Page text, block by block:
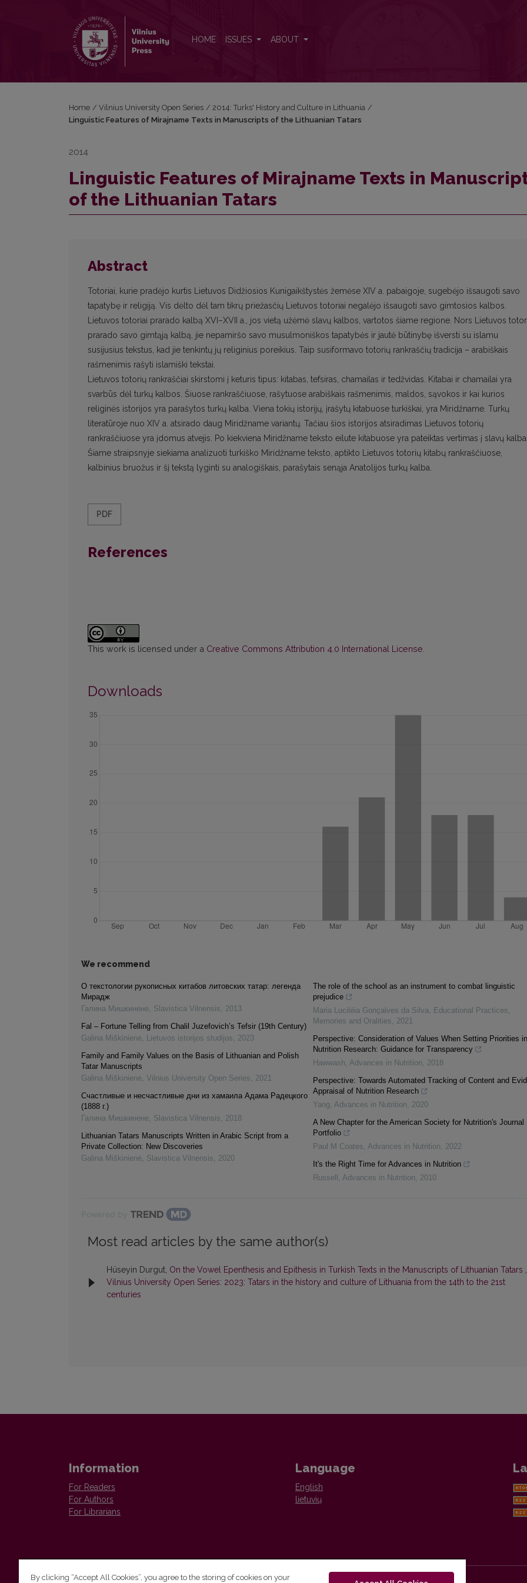
HOME ISSUES ABOUT
Home / Vilnius University Open Series / 2014: Turks' History and Culture in Lithuania /
Linguistic Features of Mirajname Texts in Manuscripts of the Lithuanian Tatars
2014
Linguistic Features of Mirajname Texts in
of the Lithuanian Tatars
Abstract
Totoriai, kurie pradėjo kurtis Lietuvos Didžiosios Kunigaikštystės žemėse XIV a. pabaigoje, sugebėjo išsaugoti savo
tapatybę ir religiją. Vis dėlto dėl tam tikrų priežasčių Lietuvos totoriai negalėjo išsaugoti savo gimtosios kalbos.
Lietuvos totoriai prarado kalbą XVI–XVII a., jos vietą užėmė slavų kalbos, vartotos šiame regione. Nors Lietuvos
prarado savo gimtąją kalbą, jie nepamiršo savo musulmoniškos tapatybės ir jautė būtinybę išversti su islamu
susijusius tekstus, kad jie tenkintų jų religinius poreikius. Taip susiformavo totorių rankraščių tradicija – arabiškais
rašmenimis rašyti islamiški tekstai.
Lietuvos totorių rankraščiai skirstomi į keturis tipus: kitabas, tefsiras, chamailas ir tedžvidas. Kitabai ir chamailai yra
svarbūs dėl turkų kalbos. Šiuose rankraščiuose, rašytuose arabiškais rašmenimis, maldos, sąvokos ir kai kurios
religinės istorijos yra parašytos turkų kalba. Viena tokių istorijų, įrašytų kitabuose turkiškai, yra Miridžname. Turkų
literatūroje nuo XIV a. atsirado daug Miridžname variantų. Tačiau šios istorijos atsiradimas Lietuvos totorių
rankraščiuose yra įdomus atvejis. Po kiekviena Miridžname teksto eilute kitabuose yra pateiktas vertimas į slavų
Šiame straipsnyje siekiama analizuoti turkiško Miridžname teksto, aptikto Lietuvos totorių kitabų rankraščiuose,
kalbinius bruožus ir šį tekstą lyginti su analogiškais, parašytais senąja Anatolijos turkų kalba.
PDF
References
This work is licensed under a Creative Commons Attribution 4.0 International License
Downloads
We recommend
O текстологии рукописных китабов литовских татар: легенда
Мирадж
Галина Мишкинене, Slavistica Vilnensis, 2013
Fal – Fortune Telling from Chalil Juzefovich’s Tefsir (19th Century)
Galina Miškinienė, Lietuvos istorijos studijos, 2023
Family and Family Values on the Basis of Lithuanian and Polish
Tatar Manuscripts
Galina Miškinienė, Vilnius University Open Series, 2021
Счастливые и несчастливые дни из хамаила Адама Радецкого
(1888 г.)
Галина Мишкинене, Slavistica Vilnensis, 2018
Lithuanian Tatars Manuscripts Written in Arabic Script from a
Private Collection: New Discoveries
Galina Miškinienė, Slavistica Vilnensis, 2020
The role of the school as an instrument to combat linguistic
prejudice
Maria Luciléia Gonçalves da Silva, Educational Practices,
Memories and Oralities, 2021
Perspective: Consideration of Values When Setting Priorities in
Nutrition Research: Guidance for Transparency
Hawwash, Advances in Nutrition, 2018
Perspective: Towards Automated Tracking of Content and
Appraisal of Nutrition Research
Yang, Advances in Nutrition, 2020
A New Chapter for the American Society for Nutrition's Journal
Portfolio
Paul M Coates, Advances in Nutrition, 2022
It's the Right Time for Advances in Nutrition
Russell , Advances in Nutrition, 2010
Most read articles by the same author(s)
Hüseyin Durgut, On the Vowel Epenthesis and Epithesis in Turkish Texts in the Manuscripts of Lithuanian Tatars ,
Vilnius University Open Series: 2023: Tatars in the history and culture of Lithuania from the 14th to the 21st
centuries
Information
For Readers
For Authors
For Librarians
Language
English
lietuvių
By clicking “Accept All Cookies”, you agree to the storing of cookies on your